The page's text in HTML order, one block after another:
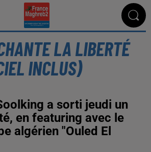
LA LIBERTÉ
INCLUS)
a sorti jeudi un
en featuring avec le
algérien "Ouled El